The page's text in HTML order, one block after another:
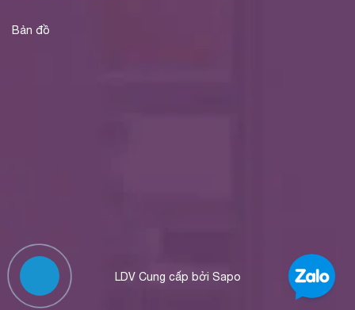
Bản đồ
LDV Cung cấp bởi Sapo